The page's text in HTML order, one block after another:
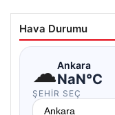
Hava Durumu
☁Ankara
NaN°C
ŞEHIR SEÇ